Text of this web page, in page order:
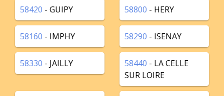
58420 - GUIPY 58800 - HERY
58160 - IMPHY 58290 - ISENAY
58330 - JAILLY 58440 - LA CELLE
SUR LOIRE